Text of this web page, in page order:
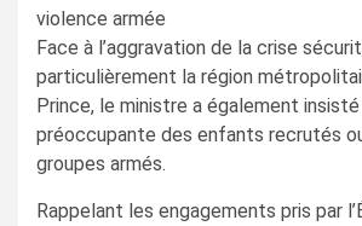
violence armée
Face à l’aggravation de la crise
particulièrement la région
Prince, le ministre a également
préoccupante des enfants recrutés
groupes armés.
Rappelant les engagements pris par